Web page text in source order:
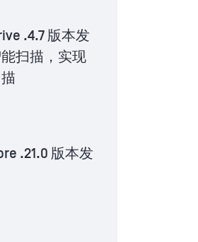
.4.7 版本发
扫描，实现
.21.0 版本发